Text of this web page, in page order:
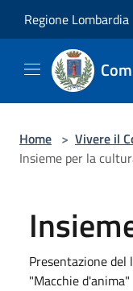
Regione Lombardia
Home > Vivere il
Insieme per la
Presentazione
"Macchie d'anima"